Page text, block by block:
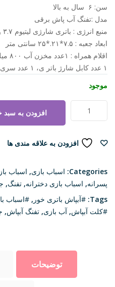
سن: ۶ سال به بالا
مدل :تفنگ آب پاش برقی
منبع انرژی : باتری شارژی لیتیوم ۳.۷ ولت
ابعاد جعبه : ۷.۵*۲۱.*۲۵ سانتی متر
۱ عدد کابل شارژ باتر ی، ۱ عدد سری تفنگ
موجود
آبپاش
دار
شارژی
J8898
عدد
افزودن به سبد
افزودن به علاقه مندی ها
Categories: اسباب بازی, اسباب بازی
پسرانه, اسباب بازی دخترانه, تفنگ,
Tags: #آبپاش باتری خور , #اسباب
#کلت آبپاش,آب بازی, تفنگ آبپاش,
توضیحات